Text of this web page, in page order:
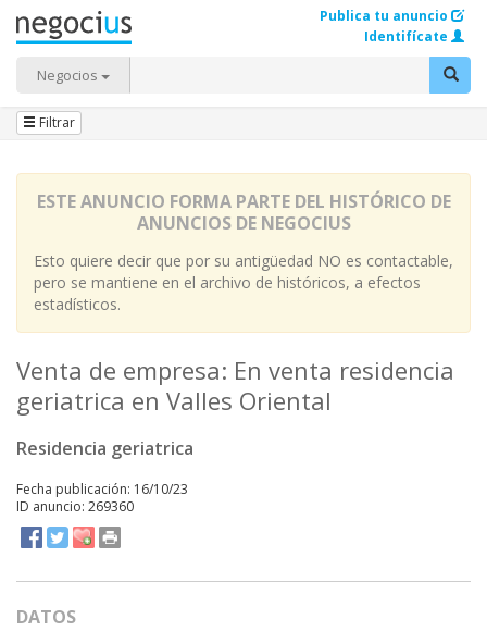
Negocios
Publica tu anuncio
Identifícate
Filtrar
ESTE ANUNCIO FORMA PARTE DEL HISTÓRICO DE
ANUNCIOS DE NEGOCIUS
Esto quiere decir que por su antigüedad NO es contactable,
pero se mantiene en el archivo de históricos, a efectos
estadísticos.
Venta de empresa: En venta residencia
geriatrica en Valles Oriental
Residencia geriatrica
Fecha publicación: 16/10/23
ID anuncio: 269360
DATOS